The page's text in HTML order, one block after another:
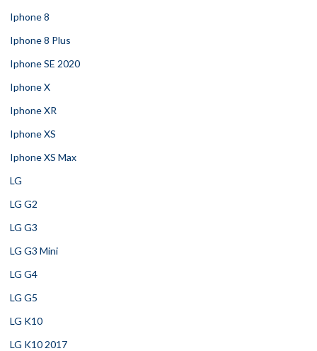
Iphone 8
Iphone 8 Plus
Iphone SE 2020
Iphone X
Iphone XR
Iphone XS
Iphone XS Max
LG
LG G2
LG G3
LG G3 Mini
LG G4
LG G5
LG K10
LG K10 2017